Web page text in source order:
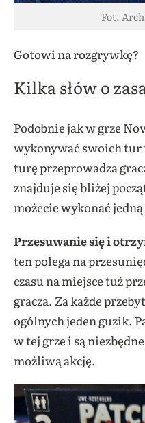
Fot.
Gotowi na rozgrywkę?
Kilka słów o
Podobnie jak w grze
wykonywać swoich tur
turę przeprowadza
znajduje się bliżej
możecie wykonać
Przesuwanie się i
ten polega na
czasu na miejsce tuż
gracza. Za każde
ogólnych jeden guzik.
w tej grze i są
możliwą akcję.